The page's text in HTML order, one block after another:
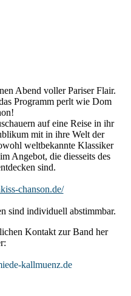
Abend voller Pariser Flair.
Programm perlt wie Dom
auf eine Reise in ihr
mit in ihre Welt der
weltbekannte Klassiker
Angebot, die diesseits des
sind.
chanson.de/
sind individuell abstimmbar.
Kontakt zur Band her
kallmuenz.de